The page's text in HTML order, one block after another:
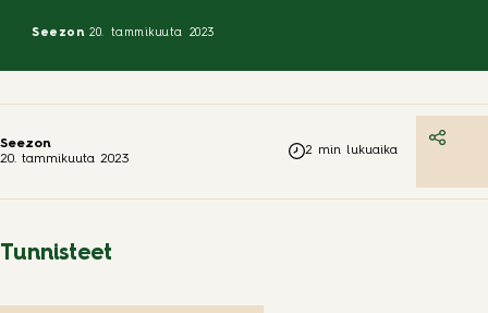
hyönteiset etsiä itselleen talvehtimispaikkaa. Samaan
talvilomakohteena. Kun hyönteisiä alkaa ilmestyä
kotiisi, […]
Seezon 20. tammikuuta 2023
Seezon
20. tammikuuta 2023
2 min lukuaika
Tunnisteet